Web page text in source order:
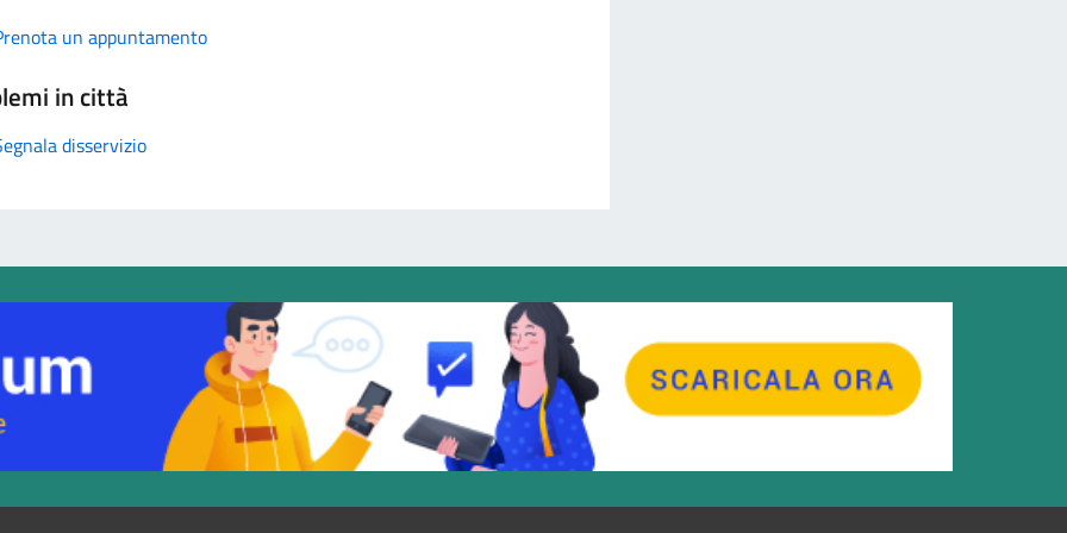
un appuntamento
in città
disservizio